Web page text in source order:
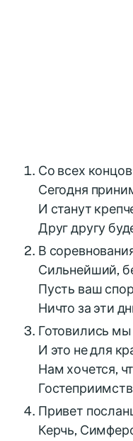
Со всех
Сегодня
И станут
Друг другу
В
Сильнейший,
Пусть ваш
Ничто за эти
Готовились мы
И это не для
Нам хочется,
Привет
Керчь,